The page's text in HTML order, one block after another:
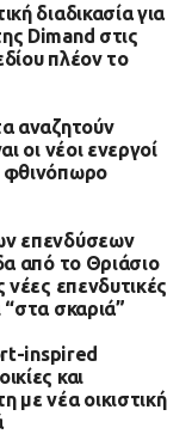
διαδικασία για
Dimand στις
πλέον το
αναζητούν
οι νέοι ενεργοί
φθινόπωρο
επενδύσεων
από το Θριάσιο
νέες επενδυτικές
“στα σκαριά”
inspired
και
με νέα οικιστική